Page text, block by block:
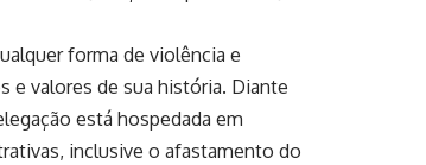
forma de violência e
e valores de sua história. Diante
está hospedada em
inclusive o afastamento do